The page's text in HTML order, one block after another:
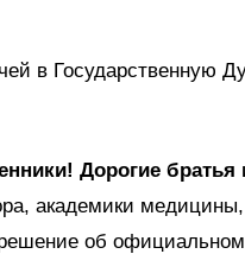
в Государственную
Дорогие братья
академики
об официальном